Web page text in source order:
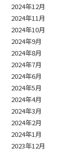
2024年12月
2024年11月
2024年10月
2024年9月
2024年8月
2024年7月
2024年6月
2024年5月
2024年4月
2024年3月
2024年2月
2024年1月
2023年12月